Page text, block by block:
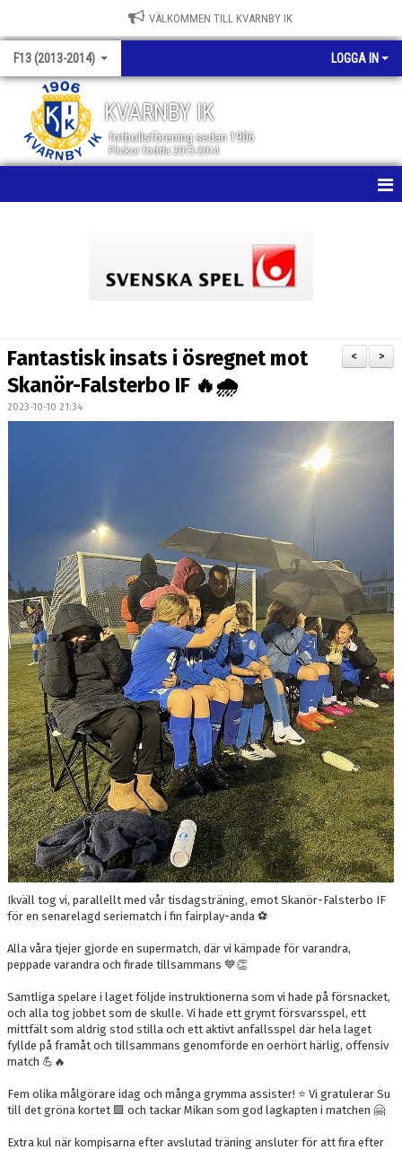
VÄLKOMMEN TILL KVARNBY IK
F13 (2013-2014) LOGGA IN
KVARNBY IK
fotbollsförening sedan 1906
Flickor födda 2013-2014
TRUPPEN
BILDGALLERI
>
<
Fantastisk insats i ösregnet mot
Skanör-Falsterbo IF 🔥🌧️
2023-10-10 21:34
Ikväll tog vi, parallellt med vår tisdagsträning, emot Skanör-Falsterbo IF
för en senarelagd seriematch i fin fairplay-anda ⚽️
Alla våra tjejer gjorde en supermatch, där vi kämpade för varandra,
peppade varandra och firade tillsammans 💙👏
Samtliga spelare i laget följde instruktionerna som vi hade på försnacket,
och alla tog jobbet som de skulle. Vi hade ett grymt försvarsspel, ett
mittfält som aldrig stod stilla och ett aktivt anfallsspel där hela laget
fyllde på framåt och tillsammans genomförde en oerhört härlig, offensiv
match 💪🔥
Fem olika målgörare idag och många grymma assister! ⭐️ Vi gratulerar Su
till det gröna kortet 🟩 och tackar Mikan som god lagkapten i matchen 🤗
Extra kul när kompisarna efter avslutad träning ansluter för att fira efter